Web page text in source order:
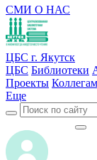
СМИ О НАС
ЦБС г. Якутск
ЦБС Библиотеки
Проекты Коллегам
Еще